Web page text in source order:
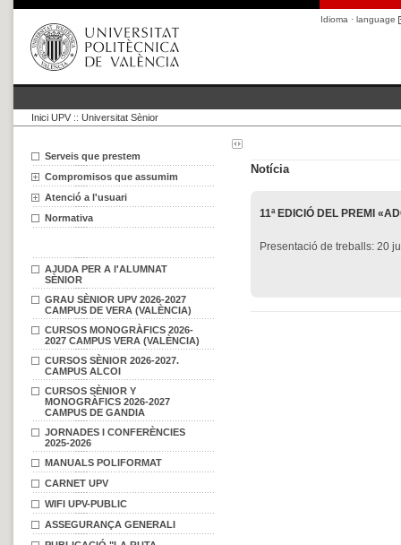
Idioma · language
Inici UPV :: Universitat Sènior
Serveis que prestem
Compromisos que assumim
Atenció a l'usuari
Normativa
AJUDA PER A l'ALUMNAT
SÈNIOR
GRAU SÈNIOR UPV 2026-2027
CAMPUS DE VERA (VALÈNCIA)
CURSOS MONOGRÀFICS 2026-
2027 CAMPUS VERA (VALÈNCIA)
CURSOS SÈNIOR 2026-2027.
CAMPUS ALCOI
CURSOS SÈNIOR Y
MONOGRÀFICS 2026-2027
CAMPUS DE GANDIA
JORNADES I CONFERÈNCIES
2025-2026
MANUALS POLIFORMAT
CARNET UPV
WIFI UPV-PUBLIC
ASSEGURANÇA GENERALI
Notícia
11ª EDICIÓ DEL PREMI
Presentació de treballs: 20